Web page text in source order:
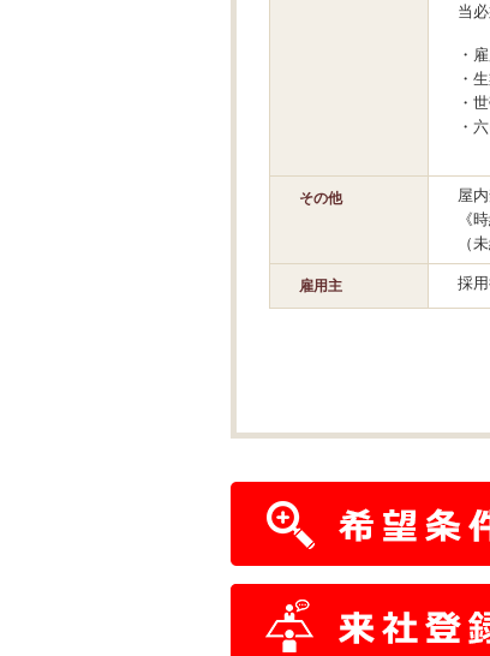
当
・
・
・
・
その他
屋
《
（
雇用主 採